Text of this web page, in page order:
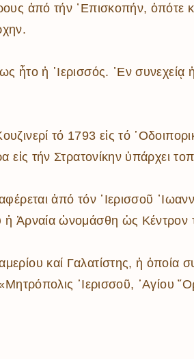
ἀπό τήν ᾿Επισκοπήν, ὁπότε
ἡ ῾Ιερισσός. ᾿Εν συνεχείᾳ
τό 1793 εἰς τό
εἰς τήν Στρατονίκην ὑπάρχει
ἀπό τόν ῾Ιερισσοῦ
ὠνομάσθη ὡς Κέντρον
καί Γαλατίστης, ἡ ὁποία
῾Ιερισσοῦ, ῾Αγίου